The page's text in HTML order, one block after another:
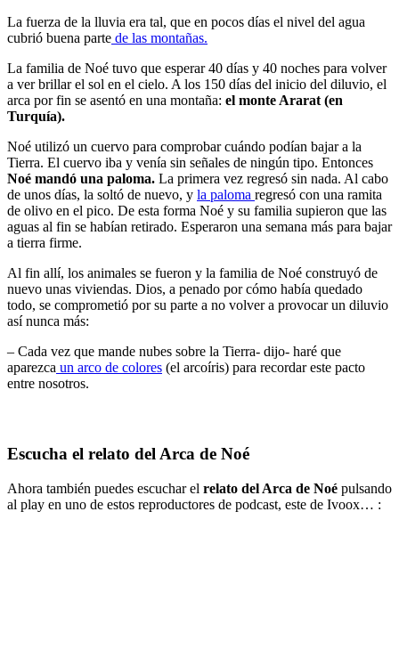
La fuerza de la lluvia era tal, que en pocos días el nivel del agua
cubrió buena parte de las montañas.
La familia de Noé tuvo que esperar 40 días y 40 noches para volver
a ver brillar el sol en el cielo. A los 150 días del inicio del diluvio, el
arca por fin se asentó en una montaña: el monte Ararat (en
Turquía).
Noé utilizó un cuervo para comprobar cuándo podían bajar a la
Tierra. El cuervo iba y venía sin señales de ningún tipo. Entonces
Noé mandó una paloma. La primera vez regresó sin nada. Al cabo
de unos días, la soltó de nuevo, y la paloma regresó con una ramita
de olivo en el pico. De esta forma Noé y su familia supieron que las
aguas al fin se habían retirado. Esperaron una semana más para bajar
a tierra firme.
Al fin allí, los animales se fueron y la familia de Noé construyó de
nuevo unas viviendas. Dios, a penado por cómo había quedado
todo, se comprometió por su parte a no volver a provocar un diluvio
así nunca más:
– Cada vez que mande nubes sobre la Tierra- dijo- haré que
aparezca un arco de colores (el arcoíris) para recordar este pacto
entre nosotros.
Escucha el relato del Arca de Noé
Ahora también puedes escuchar el relato del Arca de Noé pulsando
al play en uno de estos reproductores de podcast, este de Ivoox… :